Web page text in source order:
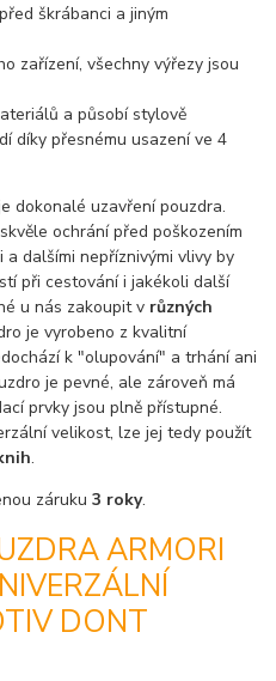
škrábanci a jiným
zařízení, všechny výřezy jsou
a působí stylově
díky přesnému usazení ve 4
dokonalé uzavření pouzdra.
ochrání před poškozením
dalšími nepříznivými vlivy by
při cestování i jakékoli další
u nás zakoupit v různých
je vyrobeno z kvalitní
k "olupování" a trhání ani
je pevné, ale zároveň má
prvky jsou plně přístupné.
velikost, lze jej tedy použít
.
záruku3 roky.
ARMORI
DONT